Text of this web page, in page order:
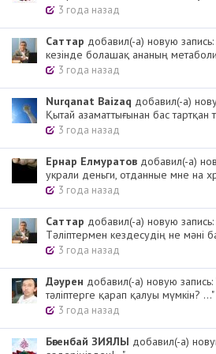
3 года назад
Cаттар добавил(-а) новую запись:
кезінде болашақ ананың
3 года назад
Nurqanat Baizaq добавил(-а)
Қытай азаматтығынан бас тартқан
3 года назад
Ернар Елмуратов добавил(-а)
украли деньги, отданные мне на
3 года назад
Cаттар добавил(-а) новую
Тәліптермен кездесудің не мәні
3 года назад
Дәурен добавил(-а) новую
тәліптерге қарап қалуы мүмкін? ..."
3 года назад
Бөгенбай ЗИЯЛЫ добавил(-а)